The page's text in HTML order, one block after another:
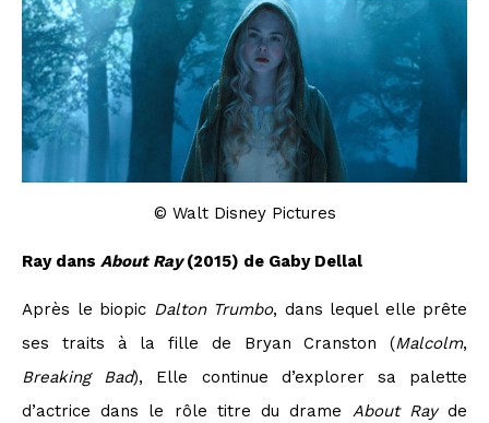
© Walt Disney Pictures
Ray dans About Ray(2015) de Gaby Dellal
Après le biopic Dalton Trumbo, dans lequel elle prête
ses traits à la fille de Bryan Cranston (Malcolm,
Breaking Bad), Elle continue d’explorer sa palette
d’actrice dans le rôle titre du drame About Rayde